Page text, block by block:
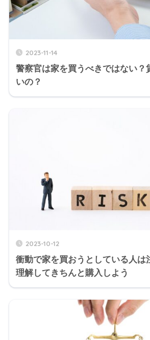
2023-11-14
警察官は家を買うべきではない？
いの？
2023-10-12
衝動で家を買おうとしている人は
理解してきちんと購入しよう